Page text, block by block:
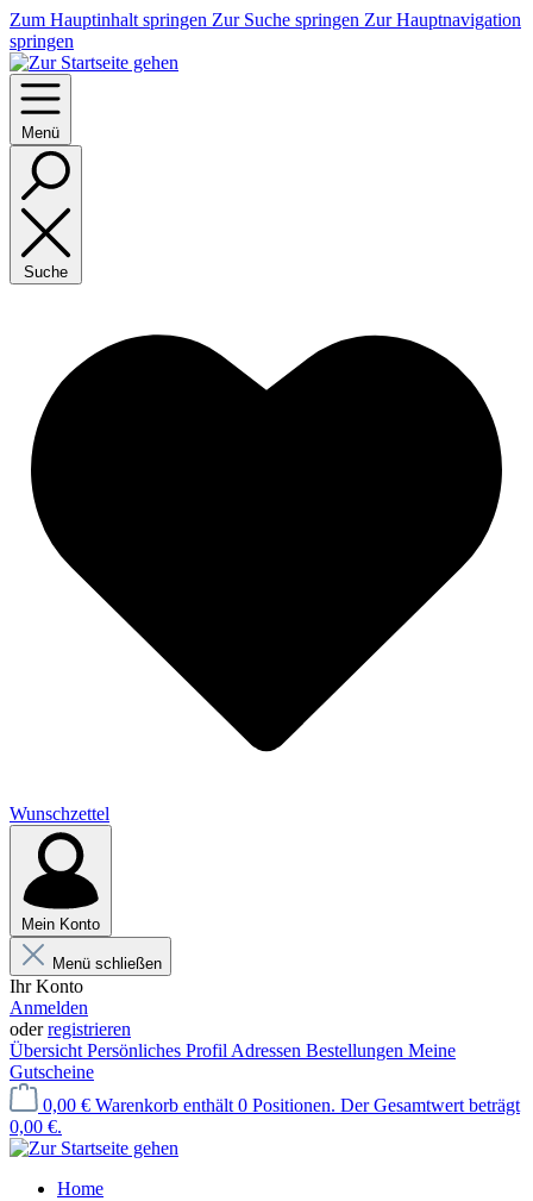
Zum Hauptinhalt springen Zur Suche springen Zur Hauptnavigation
springen
Menü
Suche
Wunschzettel
Mein Konto
Menü schließen
Ihr Konto
Anmelden
oderregistrieren
Übersicht Persönliches Profil Adressen Bestellungen Meine
Gutscheine
0,00 € Warenkorb enthält 0 Positionen. Der Gesamtwert beträgt
0,00 €.
Home